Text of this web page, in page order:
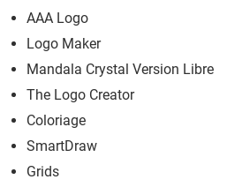
AAA Logo
Logo Maker
Mandala Crystal Version Libre
The Logo Creator
Coloriage
SmartDraw
Grids